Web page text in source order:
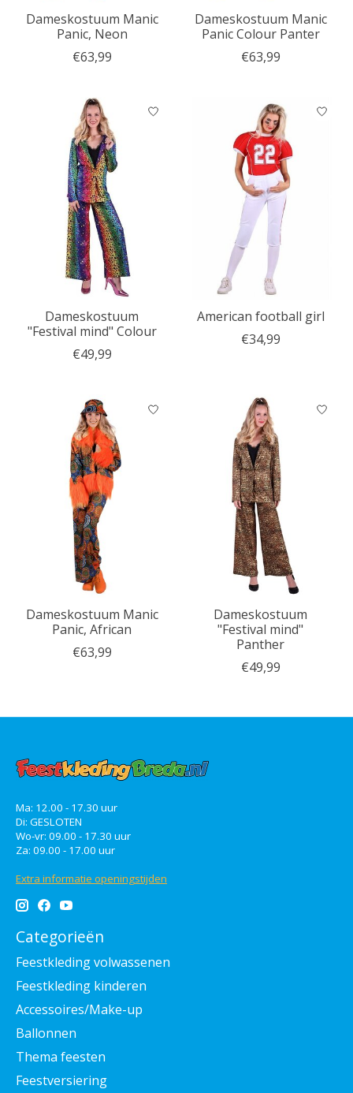
Dameskostuum Manic
Panic, Neon
€63,99
Dameskostuum Manic
Panic Colour Panter
€63,99
Dameskostuum
"Festival mind" Colour
€49,99
American football girl
€34,99
Dameskostuum Manic
Panic, African
€63,99
Dameskostuum
"Festival mind"
Panther
€49,99
Ma: 12.00 - 17.30 uur
Di: GESLOTEN
Wo-vr: 09.00 - 17.30 uur
Za: 09.00 - 17.00 uur
Extra informatie openingstijden
Categorieën
Feestkleding volwassenen
Feestkleding kinderen
Accessoires/Make-up
Ballonnen
Thema feesten
Feestversiering